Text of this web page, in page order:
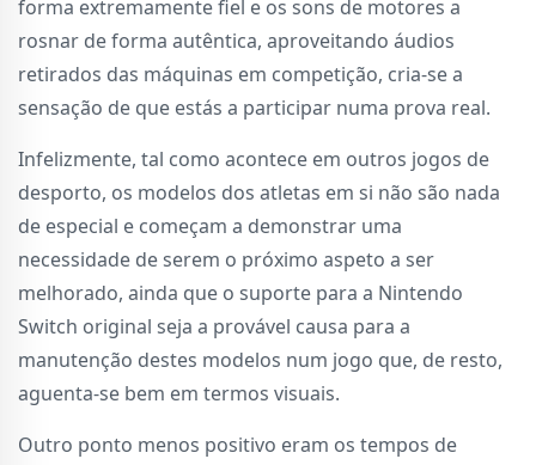
forma extremamente fiel e os sons de motores a
rosnar de forma autêntica, aproveitando áudios
retirados das máquinas em competição, cria-se a
sensação de que estás a participar numa prova real.
Infelizmente, tal como acontece em outros jogos de
desporto, os modelos dos atletas em si não são nada
de especial e começam a demonstrar uma
necessidade de serem o próximo aspeto a ser
melhorado, ainda que o suporte para a Nintendo
Switch original seja a provável causa para a
manutenção destes modelos num jogo que, de resto,
aguenta-se bem em termos visuais.
Outro ponto menos positivo eram os tempos de